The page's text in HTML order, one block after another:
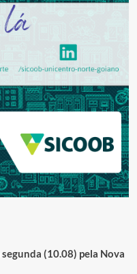
(10.08) pela Nova